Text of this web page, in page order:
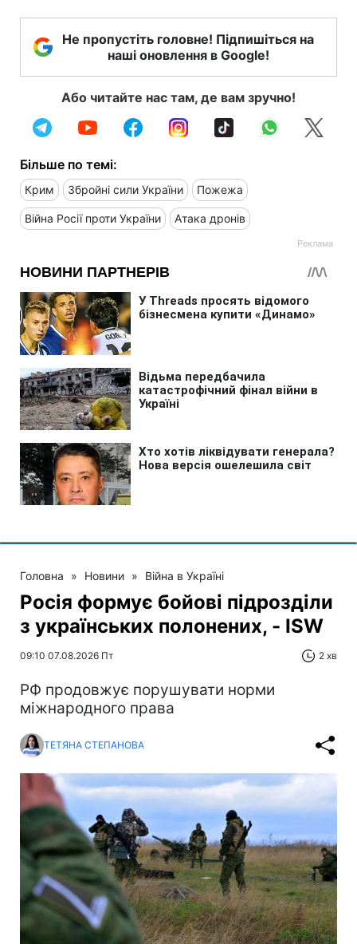
Не пропустіть головне! Підпишіться на
наші оновлення в Google!
Або читайте нас там, де вам зручно!
Більше по темі:
Крим Збройні сили України Пожежа
Війна Росії проти України Атака дронів
Головна » Новини » Війна в Україні
Росія формує бойові підрозділи
з українських полонених, - ISW
09:10 07.08.2026 Пт 2 хв
РФ продовжує порушувати норми
міжнародного права
ТЕТЯНА СТЕПАНОВА